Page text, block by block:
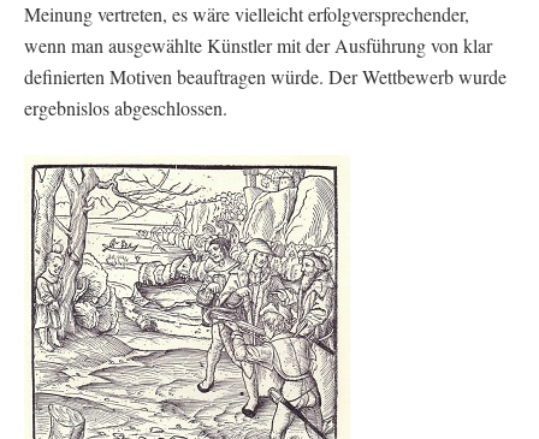
Meinung vertreten, es wäre vielleicht erfolgversprechender,
wenn man ausgewählte Künstler mit der Ausführung von klar
definierten Motiven beauftragen würde. Der Wettbewerb wurde
ergebnislos abgeschlossen.